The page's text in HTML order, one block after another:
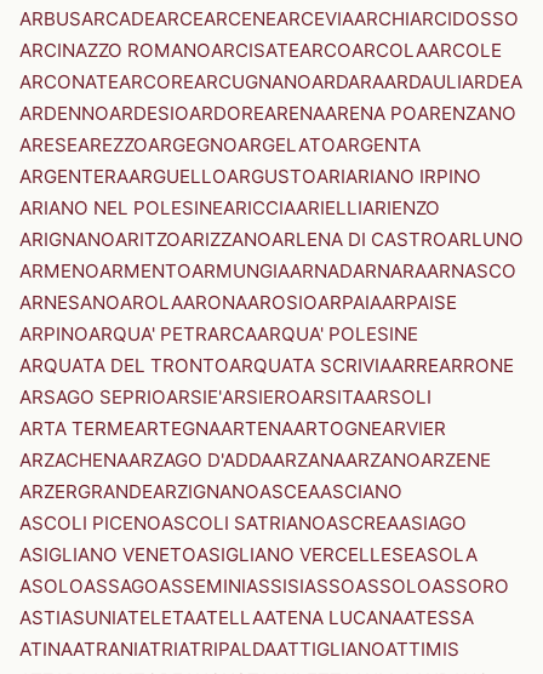
ARBUSARCADEARCEARCENEARCEVIAARCHIARCIDOSSO
ARCINAZZO ROMANOARCISATEARCOARCOLAARCOLE
ARCONATEARCOREARCUGNANOARDARAARDAULIARDEA
ARDENNOARDESIOARDOREARENAARENA POARENZANO
ARESEAREZZOARGEGNOARGELATOARGENTA
ARGENTERAARGUELLOARGUSTOARIARIANO IRPINO
ARIANO NEL POLESINEARICCIAARIELLIARIENZO
ARIGNANOARITZOARIZZANOARLENA DI CASTROARLUNO
ARMENOARMENTOARMUNGIAARNADARNARAARNASCO
ARNESANOAROLAARONAAROSIOARPAIAARPAISE
ARPINOARQUA' PETRARCAARQUA' POLESINE
ARQUATA DEL TRONTOARQUATA SCRIVIAARREARRONE
ARSAGO SEPRIOARSIE'ARSIEROARSITAARSOLI
ARTA TERMEARTEGNAARTENAARTOGNEARVIER
ARZACHENAARZAGO D'ADDAARZANAARZANOARZENE
ARZERGRANDEARZIGNANOASCEAASCIANO
ASCOLI PICENOASCOLI SATRIANOASCREAASIAGO
ASIGLIANO VENETOASIGLIANO VERCELLESEASOLA
ASOLOASSAGOASSEMINIASSISIASSOASSOLOASSORO
ASTIASUNIATELETAATELLAATENA LUCANAATESSA
ATINAATRANIATRIATRIPALDAATTIGLIANOATTIMIS